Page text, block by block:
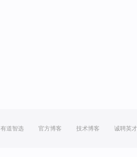
有道智选 官方博客 技术博客 诚聘英才